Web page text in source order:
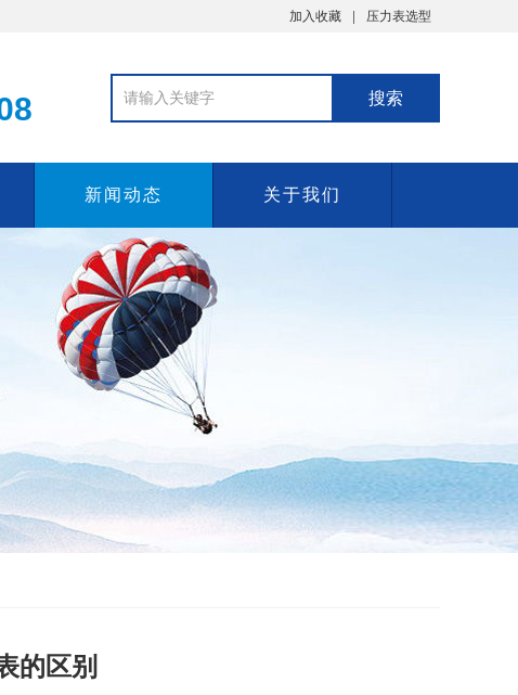
加入收藏 压力表选型
新闻动态 关于我们
的区别